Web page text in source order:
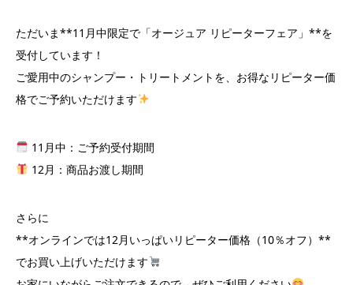
ただいま**11月中限定で「オージュア リピーターフェア」**を
受付しています！
ご愛用中のシャンプー・トリートメントを、お得なリピーター価
格でご予約いただけます
11月中：ご予約受付期間
12月：商品お渡し期間
さらに
**オンラインでは12月いっぱいリピーター価格（10％オフ）**
でお買い上げいただけます